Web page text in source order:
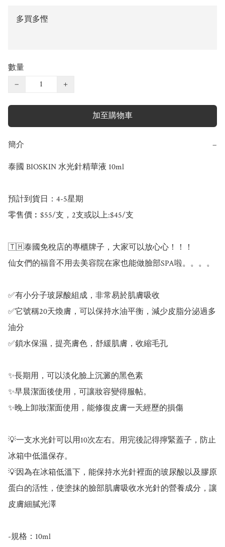
多買多慳
數量
−
+
加至購物車
簡介 −
泰國 BIOSKIN 水光針精華液 10ml
預計到貨日：4-5星期
零售價︰$55/支，2支或以上:$45/支
🇹🇭泰國免稅店的專櫃牌子，大家可以放心心！！！
仙女們的福音不用去美容院在家也能做臉部SPA啦。。。。
✅有小分子玻尿酸組成，非常易於肌膚吸收
✅它號稱20天煥膚，可以保持水油平衡，減少皮脂分泌過多
油分
✅鎖水保濕，提亮膚色，舒緩肌膚，收縮毛孔
✨長期用，可以淡化臉上沉澱的黑色素
✨早晨潔面後使用，可讓妝容變得服帖。
✨晚上卸妝潔面使用，能修復皮膚一天經歷的損傷
💡一支水光針可以用10次左右。用完後記得擰緊蓋子，防止
冰箱中低溫保存。
💡因為在冰箱低溫下，能保持水光針裡面的玻尿酸以及膠原
蛋白的活性，使塗抹的臉部肌膚吸收水光針的營養成分，讓
皮膚細膩光澤
-規格：10ml